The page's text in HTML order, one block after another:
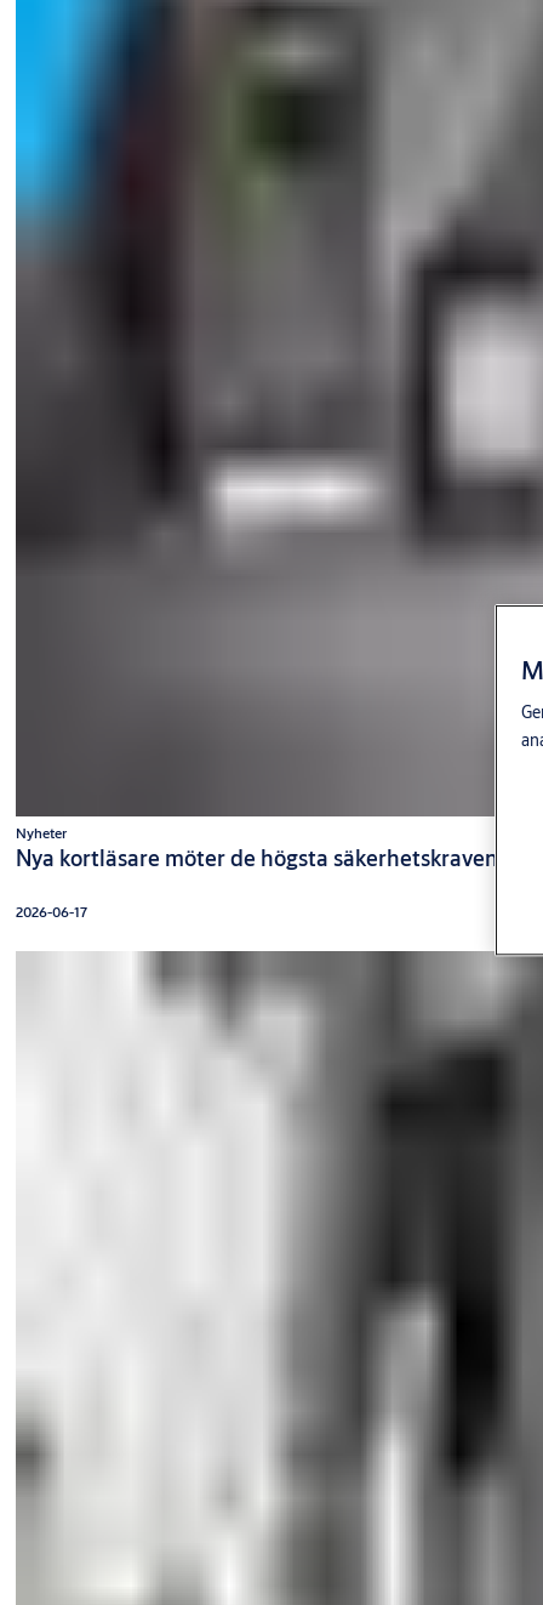
Nyheter
Nya kortläsare möter de högsta säkerhetskraven
2026-06-17